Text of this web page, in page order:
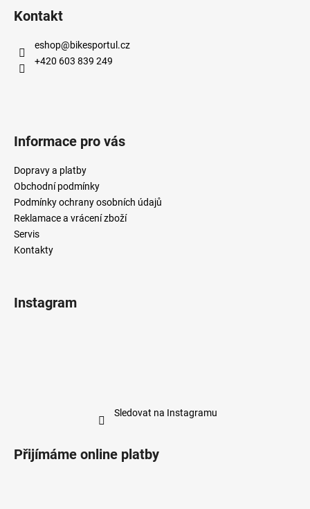
Kontakt
eshop@bikesportul.cz
+420 603 839 249
Informace pro vás
Dopravy a platby
Obchodní podmínky
Podmínky ochrany osobních údajů
Reklamace a vrácení zboží
Servis
Kontakty
Instagram
Sledovat na Instagramu
Přijímáme online platby